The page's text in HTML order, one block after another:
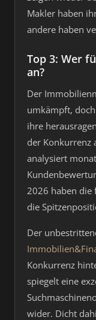
Makler haben
andere haben
Top 3: Wer
an?
Der
umkämpft,
ihre
der Konkurrenz
analysiert
2026 haben
die
Der
Konkurrenz
spiegelt eine
wider. Dicht